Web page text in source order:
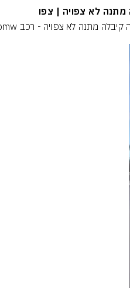
לא צפויה | צפו